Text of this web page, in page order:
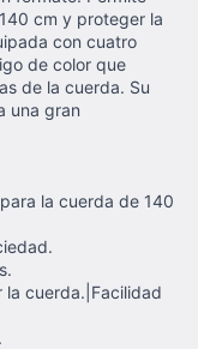
cm y proteger la
con cuatro
de color que
de la cuerda. Su
una gran
la cuerda de 140
la cuerda.|Facilidad